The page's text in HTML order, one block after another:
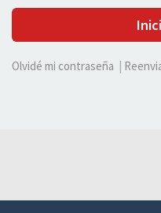
Olvidé mi contraseña